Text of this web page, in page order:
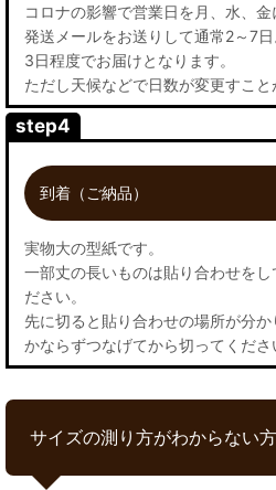
コロナの影響で営業日を月、水、金
発送メールをお送りして通常2～7
3日程度でお届けとなります。
ただし天候などで日数が変更すこと
step4
到着（ご納品）
実物大の型紙です。
一部丈の長いものは貼り合わせをし
ださい。
先に切ると貼り合わせの場所が分か
かならずつなげてから切ってくださ
サイズの測り方がわからない